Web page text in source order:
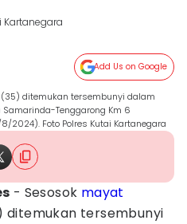
Kartanegara
Add Us on Google
ditemukan tersembunyi dalam
Tenggarong Km 6
2024). Foto Polres Kutai Kartanegara
- Sesosok mayat
ditemukan tersembunyi